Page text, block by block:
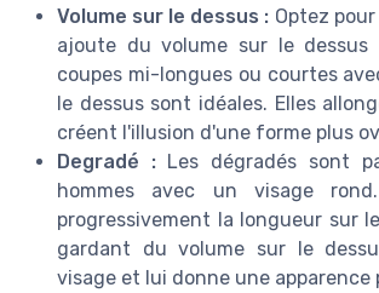
Volume sur le dessus : Optez
ajoute du volume sur le
coupes mi-longues ou courtes
le dessus sont idéales. Elles
créent l'illusion d'une forme plus
Degradé :Les dégradés sont
hommes avec un visage
progressivement la longueur sur
gardant du volume sur le
visage et lui donne une